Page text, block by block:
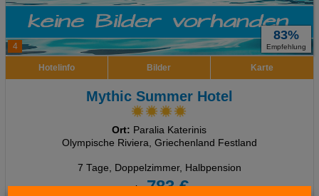
4
83%
Empfehlung
Hotelinfo Bilder Karte
Mythic Summer Hotel
Ort: Paralia Katerinis
Olympische Riviera, Griechenland Festland
7 Tage, Doppelzimmer, Halbpension
ab 783 €